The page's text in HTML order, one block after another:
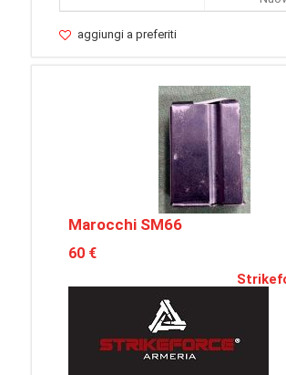
aggiungi a preferiti
Marocchi SM66
60 €